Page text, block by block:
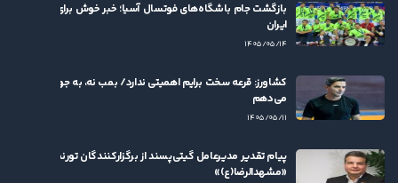
بازگشت جام باشگاه‌های فوتسال آسیا؛ خبر خوش برای فوتسال
ایران
۱۴۰۵/۰۵/۱۴
کشاورز: قرعه سخت برایم اهمیتی ندارد/ بمب نه، به جوان‌ها بها
می‌دهم
۱۴۰۵/۰۵/۱۱
پیام تقدیر مدیرعامل گیتی‌پسند از برگزارکنندگان تورنمنت
«مشهدالرضا(ع)»